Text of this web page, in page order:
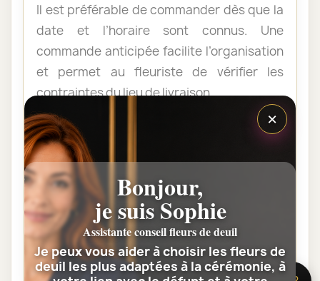
Il est préférable de commander dès que la
date et l’horaire sont connus. Une
commande anticipée facilite l’organisation
et permet au fleuriste de vérifier les
contraintes du lieu de livraison.
Les fleurs peuvent-elles être livrées
au domicile de la famille ?
Oui. Une composition de condoléances
peut être livrée au domicile avant ou après
la cérémonie. Vérifiez simplement que
quelqu’un pourra réceptionner les fleurs.
×
Bonjour,
je suis Sophie
Assistante conseil fleurs de deuil
Je peux vous aider à choisir les fleurs de
deuil les plus adaptées à la cérémonie, à